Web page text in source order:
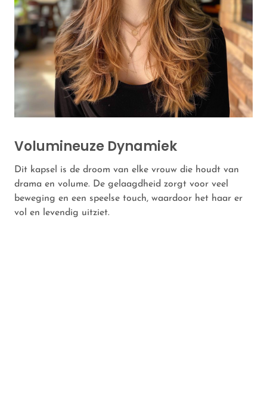
Volumineuze Dynamiek
Dit kapsel is de droom van elke vrouw die houdt van
drama en volume. De gelaagdheid zorgt voor veel
beweging en een speelse touch, waardoor het haar er
vol en levendig uitziet.